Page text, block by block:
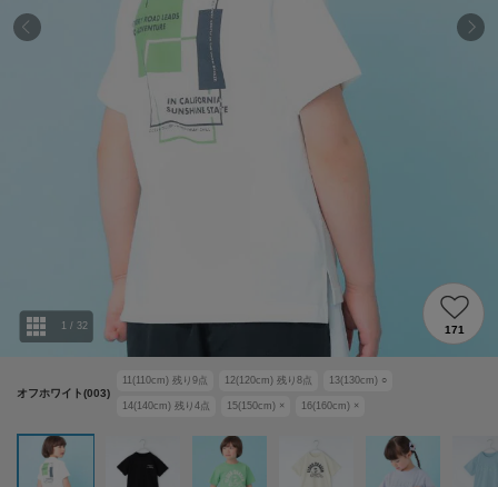
オフホワイト(003)
11(110cm) 残り 9点 12(120cm) 残り 8点 13(130cm) ○
14(140cm) 残り 4点 15(150cm) × 16(160cm) ×
1 / 32 171